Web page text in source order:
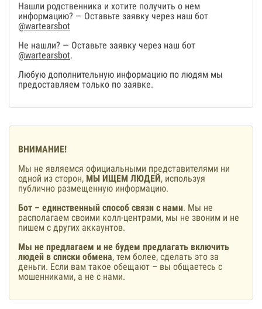
Нашли родственника и хотите получить о нем
информацию? — Оставьте заявку через наш бот
@wartearsbot
Не нашли? — Оставьте заявку через наш бот
@wartearsbot.
Любую дополнительную информацию по людям мы
предоставляем только по заявке.
ВНИМАНИЕ!
Мы не являемся официальными представителями ни
одной из сторон, МЫ ИЩЕМ ЛЮДЕЙ, используя
публично размещенную информацию.
Бот – единственный способ связи с нами. Мы не
располагаем своими колл-центрами, мы не звоним и не
пишем с других аккаунтов.
Мы не предлагаем и не будем предлагать включить
людей в списки обмена, тем более, сделать это за
деньги. Если вам такое обещают – вы общаетесь с
мошенниками, а не с нами.